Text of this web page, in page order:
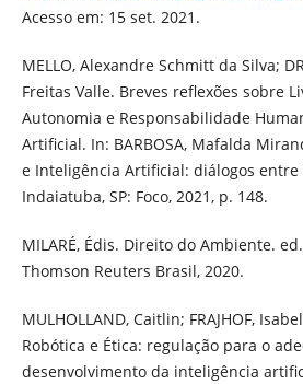
Acesso em: 15 set. 2021.
MELLO, Alexandre Schmitt da Silva;
Freitas Valle. Breves reflexões sobre
Autonomia e Responsabilidade
Artificial. In: BARBOSA, Mafalda
e Inteligência Artificial: diálogos entre
Indaiatuba, SP: Foco, 2021, p. 148.
MILARÉ, Édis. Direito do Ambiente.
Thomson Reuters Brasil, 2020.
MULHOLLAND, Caitlin; FRAJHOF,
Robótica e Ética: regulação para o
desenvolvimento da inteligência